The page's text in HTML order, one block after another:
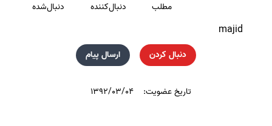
مطلب دنبال‌کننده دنبال‌شده
majid
دنبال کردن ارسال پیام
تاریخ عضویت: ۱۳۹۲/۰۳/۰۴